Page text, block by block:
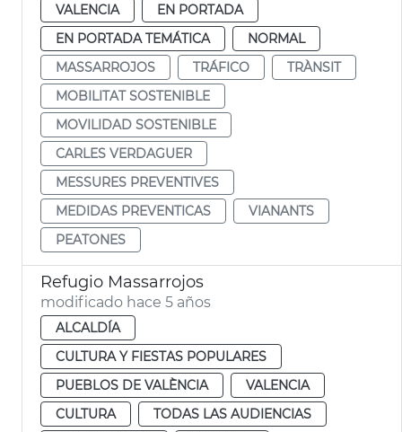
VALENCIA
EN PORTADA
EN PORTADA TEMÁTICA
NORMAL
MASSARROJOS
TRÁFICO
TRÀNSIT
MOBILITAT SOSTENIBLE
MOVILIDAD SOSTENIBLE
CARLES VERDAGUER
MESSURES PREVENTIVES
MEDIDAS PREVENTICAS
VIANANTS
PEATONES
Refugio Massarrojos
modificado hace 5 años
ALCALDÍA
CULTURA Y FIESTAS POPULARES
PUEBLOS DE VALÈNCIA
VALENCIA
CULTURA
TODAS LAS AUDIENCIAS